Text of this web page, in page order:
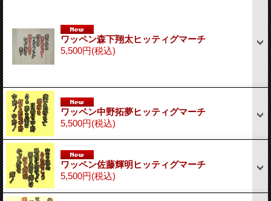
ワッペン森下翔太ヒッティグマーチ
5,500円(税込)
ワッペン中野拓夢ヒッティグマーチ
5,500円(税込)
ワッペン佐藤輝明ヒッティグマーチ
5,500円(税込)